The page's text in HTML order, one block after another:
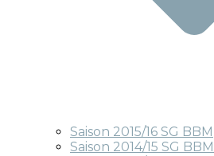
Saison 2015/16 SG BBM
Saison 2014/15 SG BBM